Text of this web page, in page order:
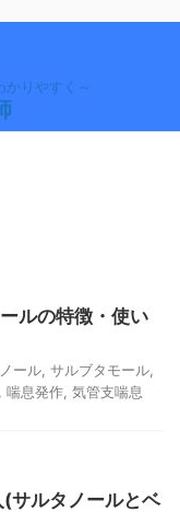
かりやすく～
ルの特徴・使い
ール サルブタモール
喘息発作 気管支喘息
サルタノールとベ